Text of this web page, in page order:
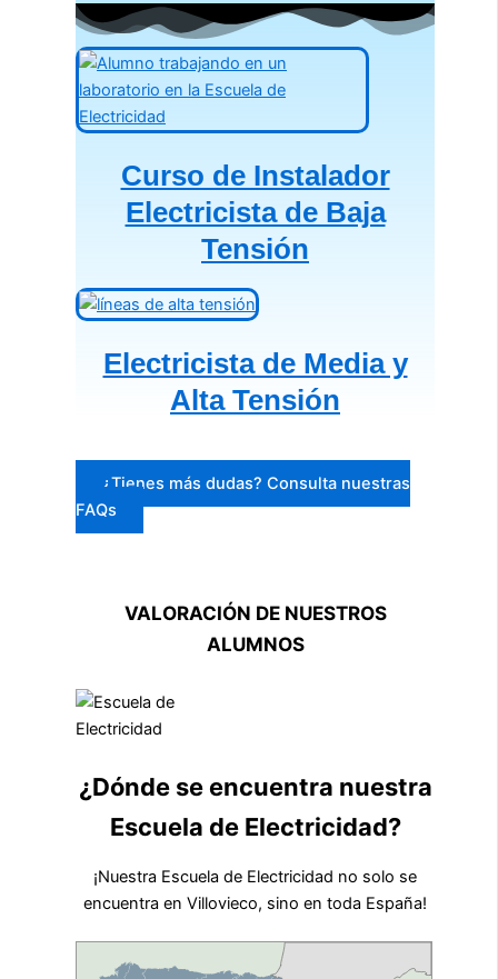
Curso de Instalador
Electricista de Baja
Tensión
Electricista de Media y
Alta Tensión
¿Tienes más dudas? Consulta nuestras
FAQs
VALORACIÓN DE NUESTROS
ALUMNOS
¿Dónde se encuentra nuestra
Escuela de Electricidad?
¡Nuestra Escuela de Electricidad no solo se
encuentra en Villovieco, sino en toda España!